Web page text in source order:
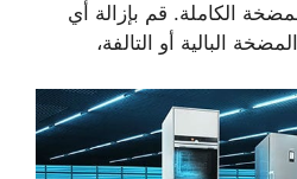
الكاملة. قم بإزالة أي
البالية أو التالفة،